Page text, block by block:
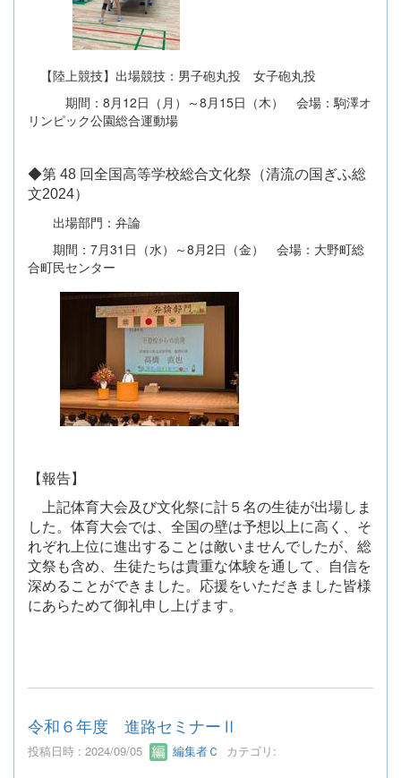
【陸上競技】出場競技：男子砲丸投 女子砲丸投
期間：8月12日（月）～8月15日（木） 会場：駒澤オ
リンピック公園総合運動場
◆第 48 回全国高等学校総合文化祭（清流の国ぎふ総
文2024）
出場部門：弁論
期間：7月31日（水）～8月2日（金） 会場：大野町総
合町民センター
【報告】
上記体育大会及び文化祭に計５名の生徒が出場しま
した。体育大会では、全国の壁は予想以上に高く、そ
れぞれ上位に進出することは敵いませんでしたが、総
文祭も含め、生徒たちは貴重な体験を通して、自信を
深めることができました。応援をいただきました皆様
にあらためて御礼申し上げます。
令和６年度 進路セミナーⅡ
投稿日時 : 2024/09/05 編集者Ｃ カテゴリ: